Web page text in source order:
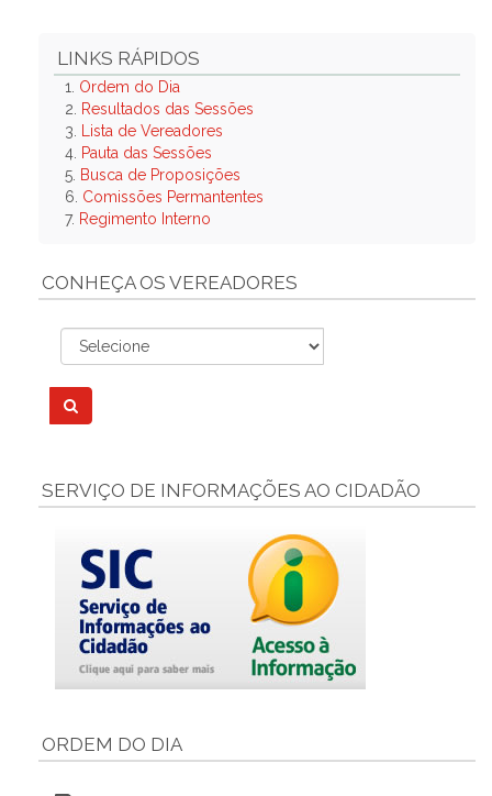
LINKS RÁPIDOS
1. Ordem do Dia
2.
Resultados das Sessões
3.
Lista de Vereadores
4. Pauta das Sessões
5. Busca de Proposições
6. Comissões Permantentes
7. Regimento Interno
CONHEÇA OS VEREADORES
SERVIÇO DE INFORMAÇÕES AO CIDADÃO
ORDEM DO DIA